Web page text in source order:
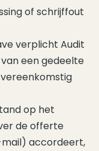
of schrijffout
verplicht Audit
een gedeelte
op het
de offerte
accordeert,